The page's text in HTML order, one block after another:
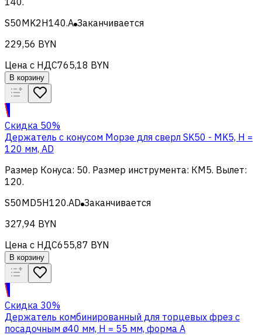
S50MK2H140.A Заканчивается
229,56 BYN
Цена с НДС765,18 BYN
В корзину
Скидка 50%
Держатель с конусом Морзе для сверл SK50 - MK5, H =
120 мм, AD
Размер Конуса: 50. Размер инструмента: КМ5. Вылет:
120.
S50MD5H120.AD Заканчивается
327,94 BYN
Цена с НДС655,87 BYN
В корзину
Скидка 30%
Держатель комбинированный для торцевых фрез с
посадочным ø40 мм, H = 55 мм, форма A